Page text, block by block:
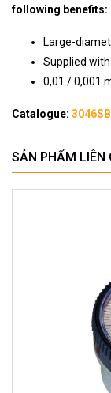
following benefits:
Large-
Supplied
0,01 / 0,001
Catalogue: 3046SB
SẢN PHẨM LIÊN